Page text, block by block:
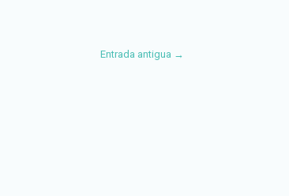
Entrada antigua →